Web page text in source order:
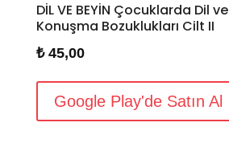
DİL VE BEYİN Çocuklarda Dil ve
Konuşma Bozuklukları Cilt II
₺45,00
Google Play'de Satın Al